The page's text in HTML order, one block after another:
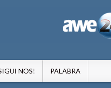
NOS! PALABRA